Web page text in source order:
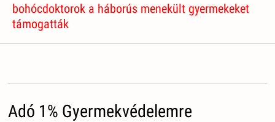
bohócdoktorok a háborús menekült gyermekeket
támogatták
Adó 1% Gyermekvédelemre